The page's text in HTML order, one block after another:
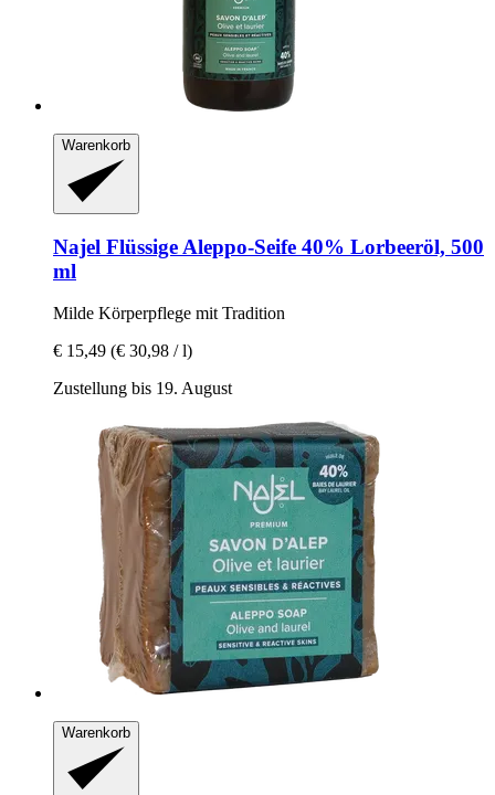
Warenkorb
Najel Flüssige Aleppo-​Seife 40% Lorbeeröl, 500
ml
Milde Körperpflege mit Tradition
€ 15,49 (€ 30,98 / l)
Zustellung bis 19. August
Warenkorb